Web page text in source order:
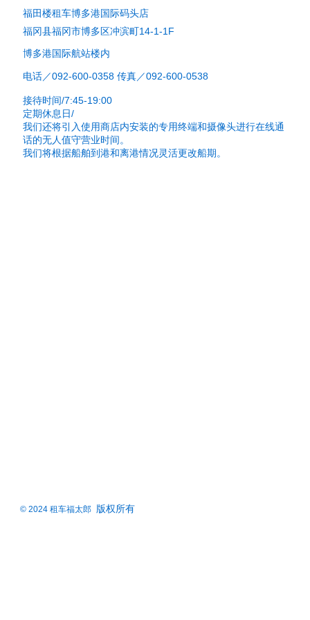
© 2024 租车福太郎 版权所有
福田楼租车博多港国际码头店
福冈县福冈市博多区冲滨町14-1-1F
博多港国际航站楼内
电话／092-600-0358 传真／092-600-0538
接待时间/7:45-19:00
定期休息日/
我们还将引入使用商店内安装的专用终端和摄像头进行在线通
话的无人值守营业时间。
我们将根据船舶到港和离港情况灵活更改船期。